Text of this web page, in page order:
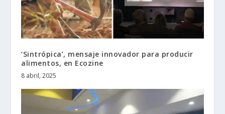
‘Sintrópica’, mensaje innovador para producir
alimentos, en Ecozine
8 abril, 2025